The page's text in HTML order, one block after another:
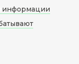
информации